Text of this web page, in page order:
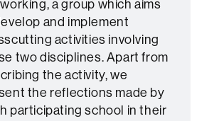
a group which aims
and implement
activities involving
two disciplines. Apart from
the activity, we
the reflections made by
participating school in their